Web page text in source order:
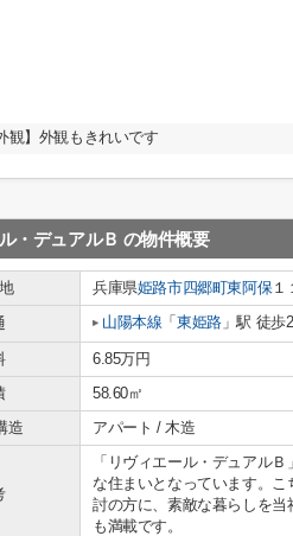
観】外観もきれいです
・デュアルＢ の物件概要
兵庫県姫路市四郷町東阿保１
山陽本線 「東姫路」駅 徒歩
6.85万円
58.60㎡
造
アパート / 木造
「リヴィエール・デュアル
な住まいとなっています。
討の方に、素敵な暮らしを
も満載です。